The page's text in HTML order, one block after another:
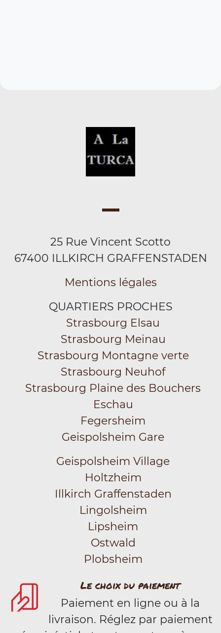
25 Rue Vincent Scotto
67400 ILLKIRCH GRAFFENSTADEN
Mentions légales
QUARTIERS PROCHES
Strasbourg Elsau
Strasbourg Meinau
Strasbourg Montagne verte
Strasbourg Neuhof
Strasbourg Plaine des Bouchers
Eschau
Fegersheim
Geispolsheim Gare
Geispolsheim Village
Holtzheim
Illkirch Graffenstaden
Lingolsheim
Lipsheim
Ostwald
Plobsheim
Le choix du paiement
Paiement en ligne ou à la
livraison. Réglez par paiement